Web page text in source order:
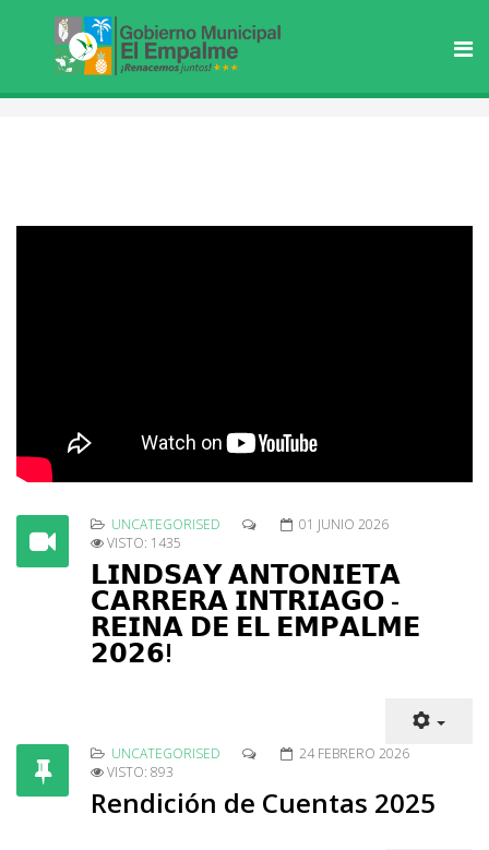
UNCATEGORISED
01 JUNIO 2026
VISTO: 1435
𝗟𝗜𝗡𝗗𝗦𝗔𝗬 𝗔𝗡𝗧𝗢𝗡𝗜𝗘𝗧𝗔
𝗖𝗔𝗥𝗥𝗘𝗥𝗔 𝗜𝗡𝗧𝗥𝗜𝗔𝗚𝗢 -
𝗥𝗘𝗜𝗡𝗔 𝗗𝗘 𝗘𝗟 𝗘𝗠𝗣𝗔𝗟𝗠𝗘
𝟮𝟬𝟮𝟲!
UNCATEGORISED
24 FEBRERO 2026
VISTO: 893
Rendición de Cuentas 2025